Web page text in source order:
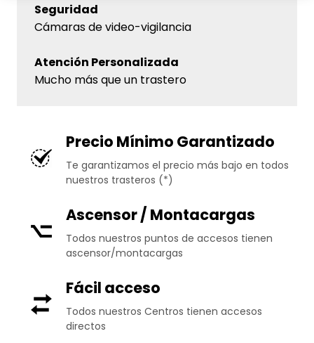
Seguridad
Cámaras de video-vigilancia
Atención Personalizada
Mucho más que un trastero
Precio Mínimo Garantizado
Te garantizamos el precio más bajo en todos
nuestros trasteros (*)
Ascensor / Montacargas
Todos nuestros puntos de accesos tienen
ascensor/montacargas
Fácil acceso
Todos nuestros Centros tienen accesos
directos